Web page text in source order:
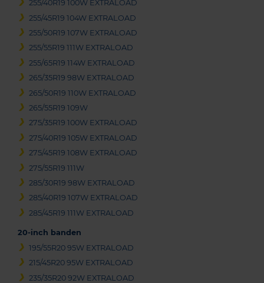
255/40R19 100W EXTRALOAD
255/45R19 104W EXTRALOAD
255/50R19 107W EXTRALOAD
255/55R19 111W EXTRALOAD
255/65R19 114W EXTRALOAD
265/35R19 98W EXTRALOAD
265/50R19 110W EXTRALOAD
265/55R19 109W
275/35R19 100W EXTRALOAD
275/40R19 105W EXTRALOAD
275/45R19 108W EXTRALOAD
275/55R19 111W
285/30R19 98W EXTRALOAD
285/40R19 107W EXTRALOAD
285/45R19 111W EXTRALOAD
20-inch banden
195/55R20 95W EXTRALOAD
215/45R20 95W EXTRALOAD
235/35R20 92W EXTRALOAD